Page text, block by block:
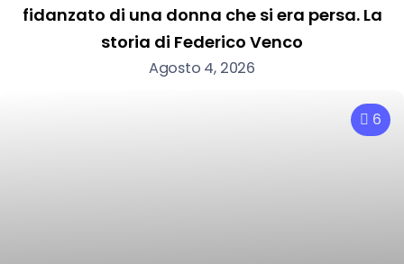
fidanzato di una donna che si era persa. La
storia di Federico Venco
Agosto 4, 2026
6